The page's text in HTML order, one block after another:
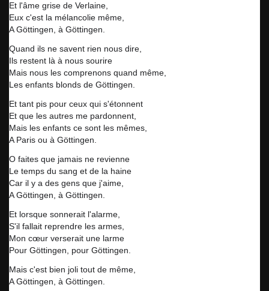
Et l'âme grise de Verlaine,
Eux c'est la mélancolie même,
A Göttingen, à Göttingen.
Quand ils ne savent rien nous dire,
Ils restent là à nous sourire
Mais nous les comprenons quand même,
Les enfants blonds de Göttingen.
Et tant pis pour ceux qui s'étonnent
Et que les autres me pardonnent,
Mais les enfants ce sont les mêmes,
A Paris ou à Göttingen.
O faites que jamais ne revienne
Le temps du sang et de la haine
Car il y a des gens que j'aime,
A Göttingen, à Göttingen.
Et lorsque sonnerait l'alarme,
S'il fallait reprendre les armes,
Mon cœur verserait une larme
Pour Göttingen, pour Göttingen.
Mais c'est bien joli tout de même,
A Göttingen, à Göttingen.